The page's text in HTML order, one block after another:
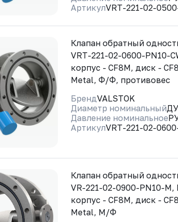
АртикулVRT-221-02-
Клапан обратный
VRT-221-02-0600-PN10-
корпус - CF8M, диск -
Metal, Ф/Ф, противовес
БрендVALSTOK
Диаметр номинальный
Давление номинальное
АртикулVRT-221-02-
Клапан обратный
VR-221-02-0900-PN10-M,
корпус - CF8M, диск -
Metal, М/Ф